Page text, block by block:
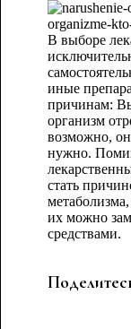
В выборе
иные
причинам:
организм
возможно,
нужно.
стать
их можно
средствами.